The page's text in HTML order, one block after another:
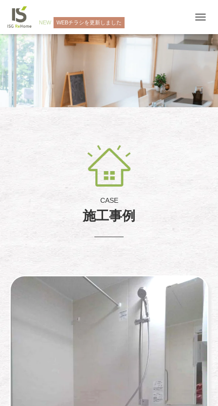
NEW WEBチラシを更新しました
ビ
ゲ
ー
を
切
り
施工事例
CASE